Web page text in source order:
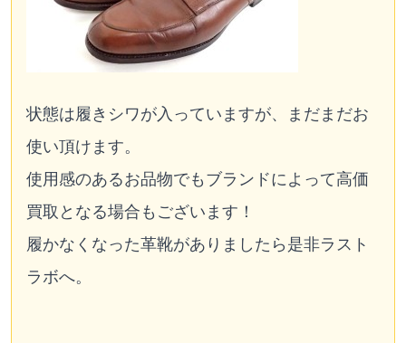
状態は履きシワが入っていますが、まだまだお
使い頂けます。
使用感のあるお品物でもブランドによって高価
買取となる場合もございます！
履かなくなった革靴がありましたら是非ラスト
ラボへ。